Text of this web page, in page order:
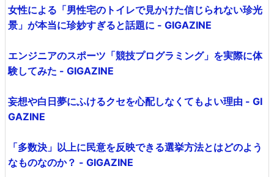
女性による「男性宅のトイレで見かけた信じられない珍光
景」が本当に珍妙すぎると話題に - GIGAZINE
エンジニアのスポーツ「競技プログラミング」を実際に体
験してみた - GIGAZINE
妄想や白日夢にふけるクセを心配しなくてもよい理由 - GI
GAZINE
「多数決」以上に民意を反映できる選挙方法とはどのよう
なものなのか？ - GIGAZINE